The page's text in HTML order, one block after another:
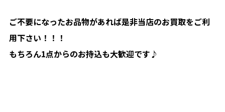
ご不要になったお品物があれば是非当店のお買取をご利
用下さい！！！
もちろん1点からのお持込も大歓迎です♪